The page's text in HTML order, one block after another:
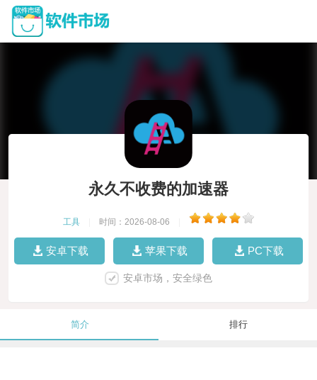
永久不收费的加速器
工具 时间：2026-08-06
安卓下载 苹果下载 PC下载
安卓市场，安全绿色
简介 排行